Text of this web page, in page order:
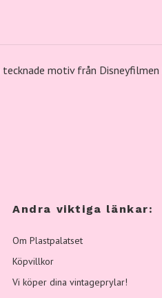
tecknade motiv från Disneyfilmen
Andra viktiga länkar:
Om Plastpalatset
Köpvillkor
Vi köper dina vintageprylar!